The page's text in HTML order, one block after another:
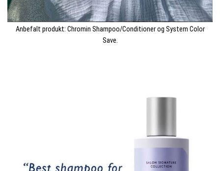
Anbefalt produkt: Chromin Shampoo/Conditioner og System Color
Save.